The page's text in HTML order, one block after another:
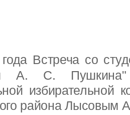
Встреча со
А. С. Пушкина"
избирательной
района Лысовым